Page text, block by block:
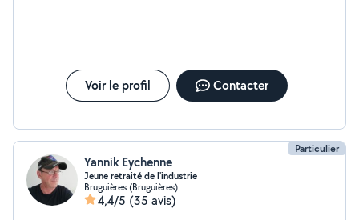
Voir le profil Contacter
Particulier
Yannik Eychenne
Jeune retraité de l'industrie
Bruguières (Bruguières)
4,4/5 (35 avis)